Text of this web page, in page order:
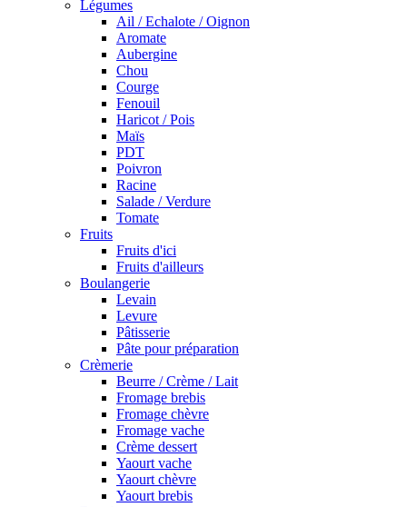
Légumes
Ail / Echalote / Oignon
Aromate
Aubergine
Chou
Courge
Fenouil
Haricot / Pois
Maïs
PDT
Poivron
Racine
Salade / Verdure
Tomate
Fruits
Fruits d'ici
Fruits d'ailleurs
Boulangerie
Levain
Levure
Pâtisserie
Pâte pour préparation
Crèmerie
Beurre / Crème / Lait
Fromage brebis
Fromage chèvre
Fromage vache
Crème dessert
Yaourt vache
Yaourt chèvre
Yaourt brebis